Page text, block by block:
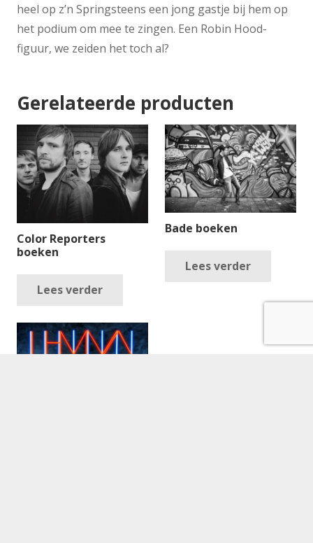
heel op z’n Springsteens een jong gastje bij hem op
het podium om mee te zingen. Een Robin Hood-
figuur, we zeiden het toch al?
Gerelateerde producten
Color Reporters
boeken
Lees verder
Bade boeken
Lees verder